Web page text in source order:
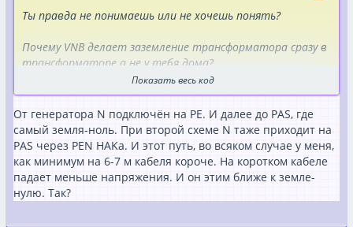
Ты правда не понимаешь или не хочешь понять?
Почему VNB делает заземление трансформатора сразу в
трансформаторе а не у тебя дома?
Они же всеравно соеденины с землёй у тебя дома?
У тебя при Generatorbetrieb Sternpunkt идёт через N-
Leiter к PA-Ausgleichschiene, пускай он будет не N-Leiter( мы
сделаем Rollenspiel он будет в этот момент PA-Ausgleich)
и красного цвета это не имеет значения.
Eсли eго разомкнуть генератор будет висеть в "воздухе"
IT-Netz (при двойной ошибке, kann lebensgefährlich sein.
Это не значит что монтёры падают замертво сразу.
Показать весь код
От генератора N подключён на PE. И далее до PAS, где
самый земля-ноль. При второй схеме N таже приходит на
PAS через PEN HAKа. И этот путь, во всяком случае у меня,
как минимум на 6-7 м кабеля короче. На коротком кабеле
падает меньше напряжения. И он этим ближе к земле-
нулю. Так?